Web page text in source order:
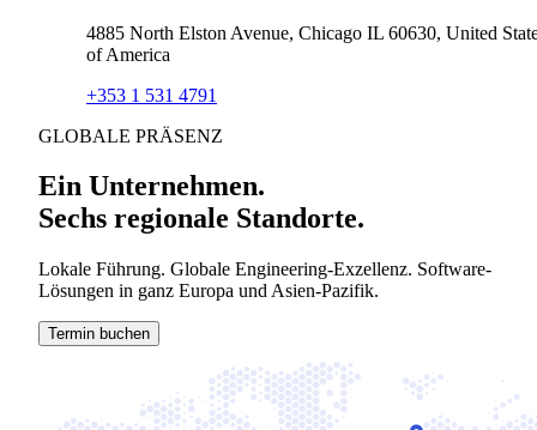
4885 North Elston Avenue, Chicago IL 60630, United
of America
+353 1 531 4791
GLOBALE PRÄSENZ
Ein Unternehmen.
Sechs regionale Standorte.
Lokale Führung. Globale Engineering-Exzellenz. Software-
Lösungen in ganz Europa und Asien-Pazifik.
Termin buchen